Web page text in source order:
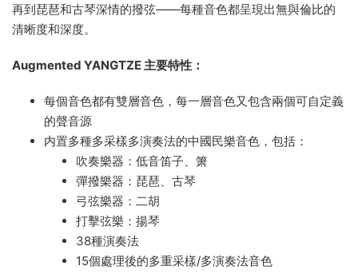
再到琵琶和古琴深情的撥弦——每種音色都呈現出無與倫比的
清晰度和深度。
Augmented YANGTZE 主要特性：
每個音色都有雙層音色，每一層音色又包含兩個可自定義
的聲音源
内置多種多采樣多演奏法的中國民樂音色，包括：
吹奏樂器：低音笛子、箫
彈撥樂器：琵琶、古琴
弓弦樂器：二胡
打擊弦樂：揚琴
38種演奏法
15個處理後的多重采樣/多演奏法音色